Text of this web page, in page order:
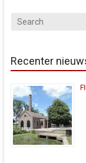
Recenter